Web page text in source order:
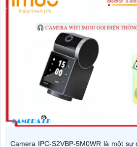
Camera IPC-S2VBP-5M0WR là một